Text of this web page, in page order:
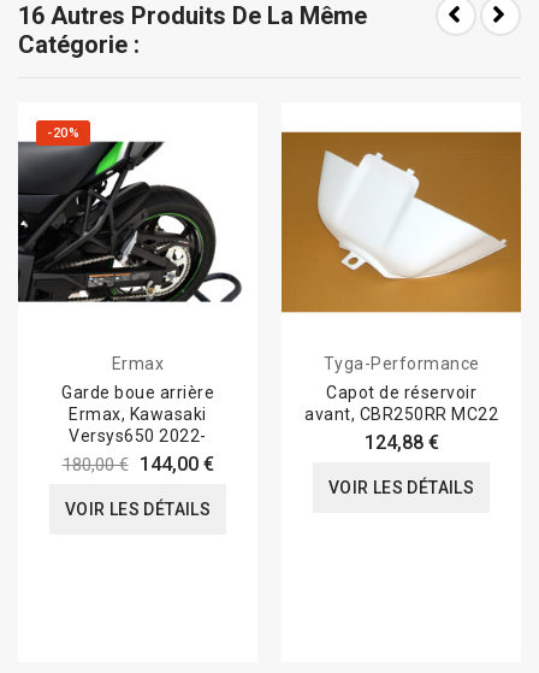
16 Autres Produits De La Même
Catégorie :
-20%
Ermax
Garde boue arrière
Ermax, Kawasaki
Versys650 2022-
180,00 € 144,00 €
VOIR LES DÉTAILS
Tyga-Performance
Capot de réservoir
avant, CBR250RR MC22
124,88 €
VOIR LES DÉTAILS